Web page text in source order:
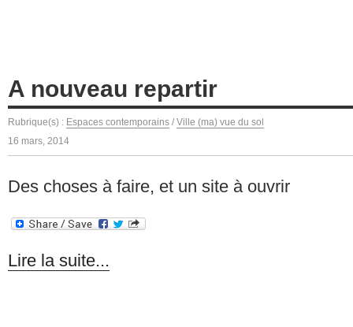
A nouveau repartir
Rubrique(s) : Espaces contemporains / Ville (ma) vue du sol
16 mars, 2014
Des choses à faire, et un site à ouvrir
Lire la suite...